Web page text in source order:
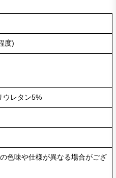
度)
ウレタン5%
色味や仕様が異なる場合がござ